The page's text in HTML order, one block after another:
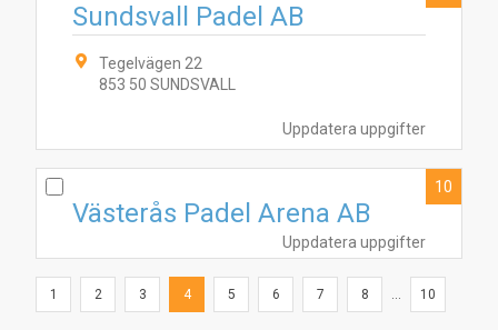
Uppdatera uppgifter
Sundsvall Padel AB
Tegelvägen 22
853 50 SUNDSVALL
Uppdatera uppgifter
Västerås Padel Arena AB
10
1 2 3 4 5 6 7 8 ... 10